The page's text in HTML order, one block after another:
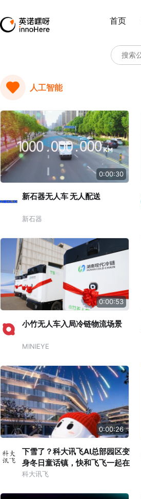
首页
人工智能
0:00:30
新石器无人车 无人配送
新石器
0:00:53
小竹无人车入局冷链物流场景
MINIEYE
0:00:26
下雪了？科大讯飞AI总部园区变
身冬日童话镇，快和飞飞一起在
雪地撒欢，这个冬天，讯飞星火
科大讯飞